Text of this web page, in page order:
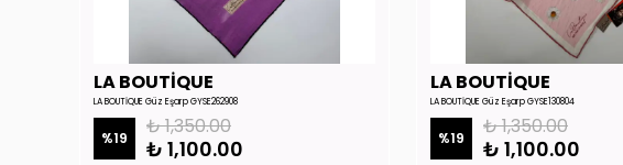
LA BOUTİQUE
LA BOUTİQUE Güz Eşarp GYSE262908
%19 ₺ 1,350.00
₺ 1,100.00
LA BOUTİQUE
LA BOUTİQUE Güz Eşarp GYSE130804
%19 ₺ 1,350.00
₺ 1,100.00